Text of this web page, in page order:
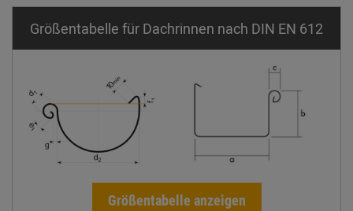
Größentabelle für Dachrinnen nach DIN EN 612
Größentabelle anzeigen